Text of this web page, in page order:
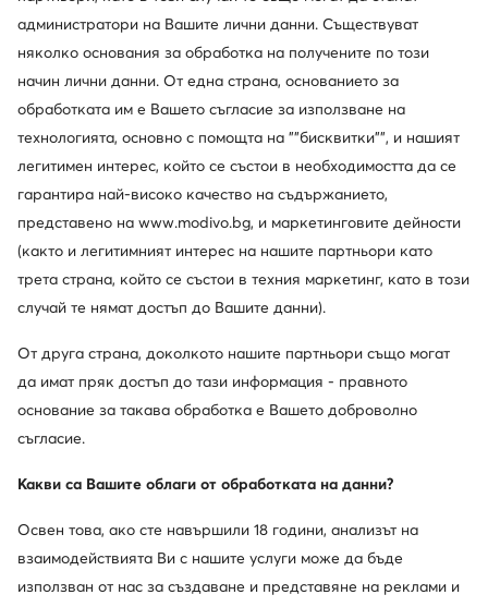
Ботуши · Черен
102,25€
Ботуши · Черен
167,70€
администратори на Вашите лични данни. Съществуват
няколко основания за обработка на получените по този
начин лични данни. От една страна, основанието за
обработката им е Вашето съгласие за използване на
технологията, основно с помощта на ""бисквитки"", и нашият
легитимен интерес, който се състои в необходимостта да се
гарантира най-високо качество на съдържанието,
представено на www.modivo.bg, и маркетинговите дейности
(както и легитимният интерес на нашите партньори като
трета страна, който се състои в техния маркетинг, като в този
случай те нямат достъп до Вашите данни).
От друга страна, доколкото нашите партньори също могат
да имат пряк достъп до тази информация - правното
основание за такава обработка е Вашето доброволно
съгласие.
Какви са Вашите облаги от обработката на данни?
Освен това, ако сте навършили 18 години, анализът на
взаимодействията Ви с нашите услуги може да бъде
използван от нас за създаване и представяне на реклами и